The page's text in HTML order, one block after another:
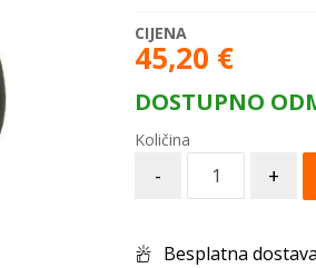
45,20 €
DOSTUPNO
- +
Besplatna